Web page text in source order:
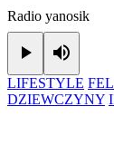
Radio yanosik
Play
LIFESTYLE
DZIEWCZYNY